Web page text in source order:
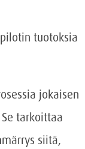
tuotoksia
jokaisen
tarkoittaa
siitä,